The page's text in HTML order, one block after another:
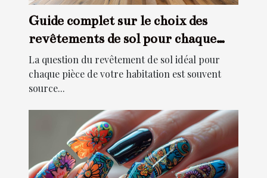
Guide complet sur le choix des
revêtements de sol pour chaque
pièce
La question du revêtement de sol idéal pour
chaque pièce de votre habitation est souvent
source...